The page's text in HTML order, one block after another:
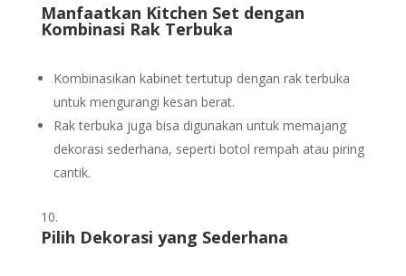
Manfaatkan Kitchen Set dengan
Kombinasi Rak Terbuka
Kombinasikan kabinet tertutup dengan rak terbuka
untuk mengurangi kesan berat.
Rak terbuka juga bisa digunakan untuk memajang
dekorasi sederhana, seperti botol rempah atau piring
cantik.
Pilih Dekorasi yang Sederhana